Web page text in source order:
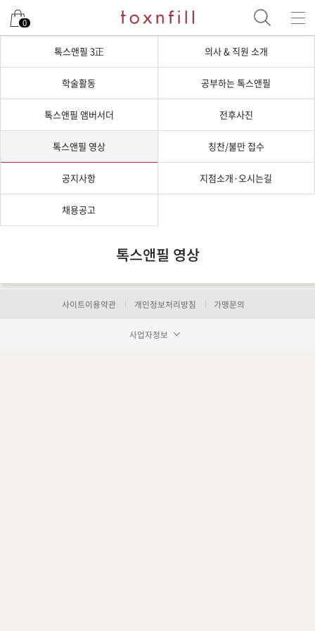
0
톡스앤필 3正 의사 & 직원 소개
학술활동 공부하는 톡스앤필
톡스앤필 앰버서더 전후사진
톡스앤필 영상 칭찬/불만 접수
공지사항 지점소개·오시는길
채용공고
톡스앤필 영상
사이트이용약관 개인정보처리방침 가맹문의
사업자정보